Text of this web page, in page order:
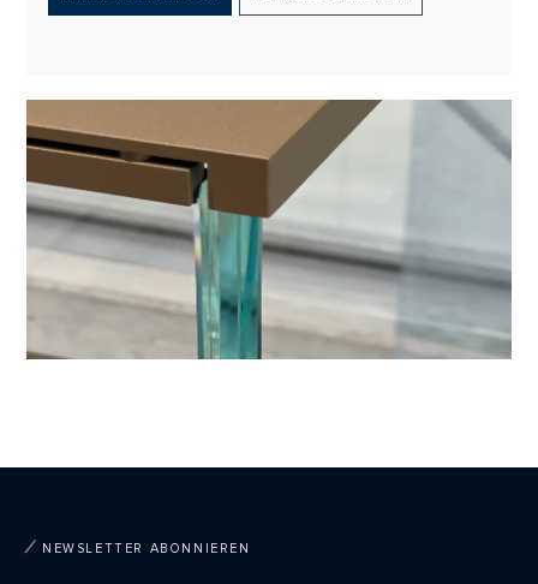
NEWSLETTER ABONNIEREN